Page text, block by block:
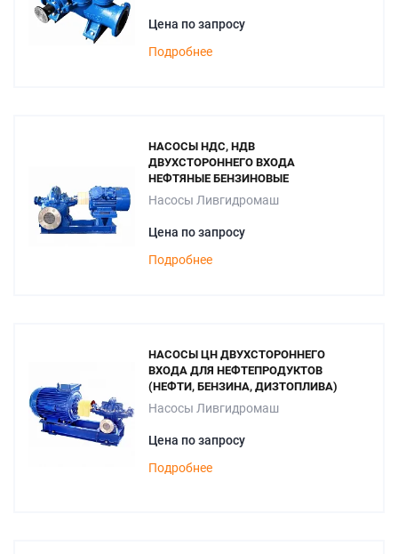
Цена по запросу
Подробнее
НАСОСЫ НДС, НДВ
ДВУХСТОРОННЕГО ВХОДА
НЕФТЯНЫЕ БЕНЗИНОВЫЕ
Насосы Ливгидромаш
Цена по запросу
Подробнее
НАСОСЫ ЦН ДВУХСТОРОННЕГО
ВХОДА ДЛЯ НЕФТЕПРОДУКТОВ
(НЕФТИ, БЕНЗИНА, ДИЗТОПЛИВА)
Насосы Ливгидромаш
Цена по запросу
Подробнее